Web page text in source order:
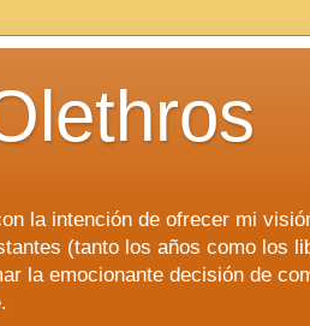
la intención de ofrecer mi
(tanto los años como los
la emocionante decisión de